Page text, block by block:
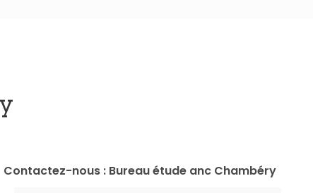
Contactez-nous : Bureau étude anc Chambéry